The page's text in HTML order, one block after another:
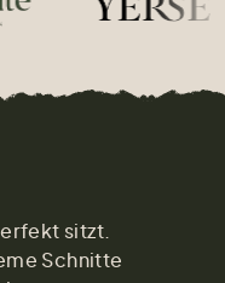
sitzt.
Schnitte